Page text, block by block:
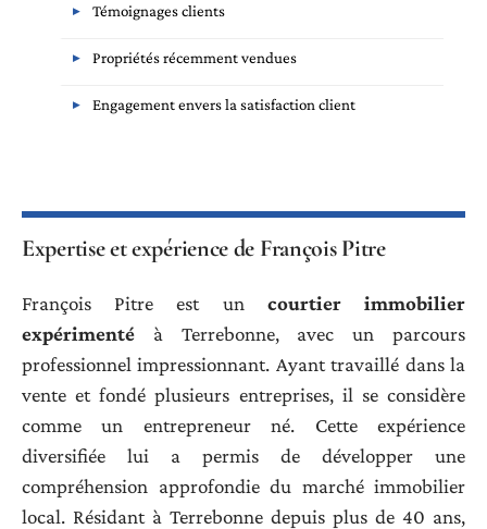
Témoignages clients
Propriétés récemment vendues
Engagement envers la satisfaction client
Expertise et expérience de François Pitre
François Pitre est un courtier immobilier
expérimenté à Terrebonne, avec un parcours
professionnel impressionnant. Ayant travaillé dans la
vente et fondé plusieurs entreprises, il se considère
comme un entrepreneur né. Cette expérience
diversifiée lui a permis de développer une
compréhension approfondie du marché immobilier
local. Résidant à Terrebonne depuis plus de 40 ans,